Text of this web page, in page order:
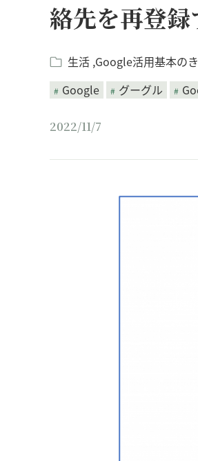
絡先を再登
生活 Google活用基本のき
Google
グーグル
2022/11/7